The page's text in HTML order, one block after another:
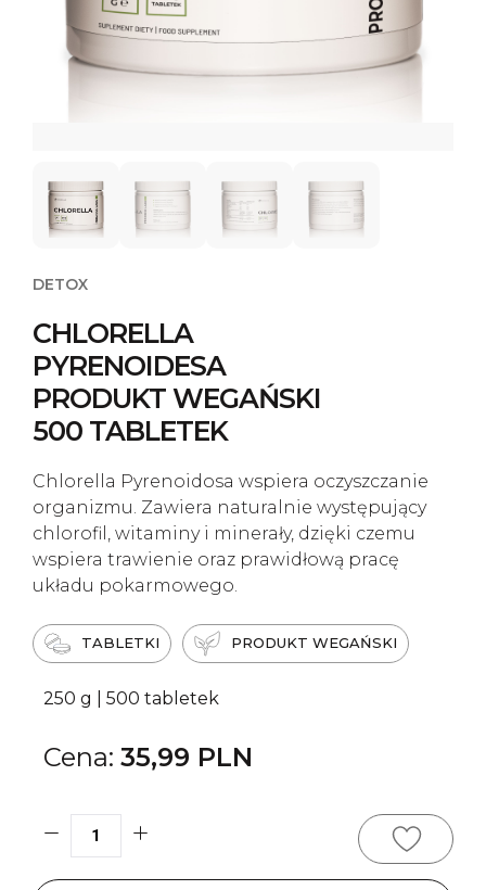
DETOX
CHLORELLA
PYRENOIDESA
PRODUKT WEGAŃSKI
500 TABLETEK
Chlorella Pyrenoidosa wspiera oczyszczanie
organizmu. Zawiera naturalnie występujący
chlorofil, witaminy i minerały, dzięki czemu
wspiera trawienie oraz prawidłową pracę
układu pokarmowego.
TABLETKI PRODUKT WEGAŃSKI
250 g | 500 tabletek
35,99 PLN
CHLORELLA